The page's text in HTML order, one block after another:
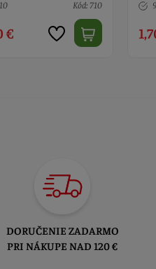
Kód: 711
€
DORUČENIE ZADARMO
PRI NÁKUPE NAD 120 €